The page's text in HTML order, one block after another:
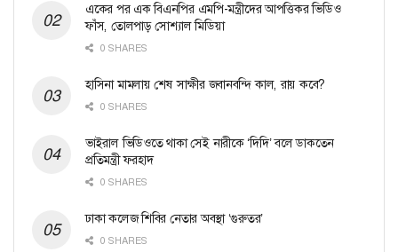
একের পর এক বিএনপির এমপি-মন্ত্রীদের আপত্তিকর ভিডিও
ফাঁস, তোলপাড় সোশ্যাল মিডিয়া
0 SHARES
হাসিনা মামলায় শেষ সাক্ষীর জবানবন্দি কাল, রায় কবে?
0 SHARES
ভাইরাল ভিডিওতে থাকা সেই নারীকে ‘দিদি’ বলে ডাকতেন
প্রতিমন্ত্রী ফরহাদ
0 SHARES
ঢাকা কলেজ শিবির নেতার অবস্থা ‘গুরুতর’
0 SHARES